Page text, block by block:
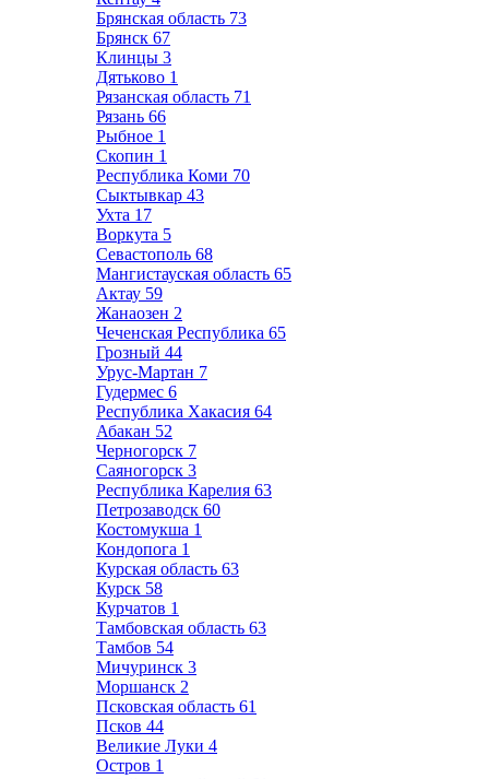
Брянская область 73
Брянск 67
Клинцы 3
Дятьково 1
Рязанская область 71
Рязань 66
Рыбное 1
Скопин 1
Республика Коми 70
Сыктывкар 43
Ухта 17
Воркута 5
Севастополь 68
Мангистауская область 65
Актау 59
Жанаозен 2
Чеченская Республика 65
Грозный 44
Урус-Мартан 7
Гудермес 6
Республика Хакасия 64
Абакан 52
Черногорск 7
Саяногорск 3
Республика Карелия 63
Петрозаводск 60
Костомукша 1
Кондопога 1
Курская область 63
Курск 58
Курчатов 1
Тамбовская область 63
Тамбов 54
Мичуринск 3
Моршанск 2
Псковская область 61
Псков 44
Великие Луки 4
Остров 1